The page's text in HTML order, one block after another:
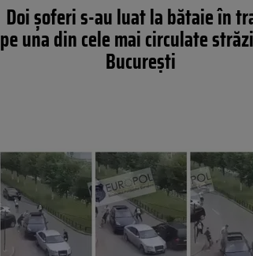
Doi șoferi s-au luat la bătaie în
pe una din cele mai circulate
București